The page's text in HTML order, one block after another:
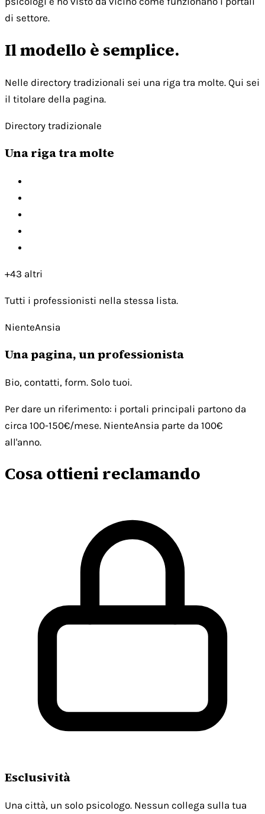
di settore.
Il modello è semplice.
Nelle directory tradizionali sei una riga tra molte. Qui sei
il titolare della pagina.
Directory tradizionale
Una riga tra molte
+43 altri
Tutti i professionisti nella stessa lista.
NienteAnsia
Una pagina, un professionista
Bio, contatti, form. Solo tuoi.
Per dare un riferimento: i portali principali partono da
circa 100-150€/mese. NienteAnsia parte da 100€
all'anno.
Cosa ottieni reclamando
Esclusività
Una città, un solo psicologo. Nessun collega sulla tua